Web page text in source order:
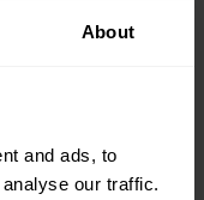
About
and ads, to
our traffic.